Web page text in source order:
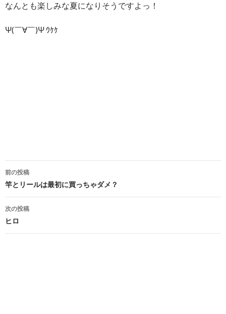
なんとも楽しみな夏になりそうですよっ！
Ψ(￣∀￣)Ψ ｳｹｹ
投
稿
ナ
ビ
ゲ
前の投稿
竿とリールは最初に買っちゃダメ？
次の投稿
ヒロ